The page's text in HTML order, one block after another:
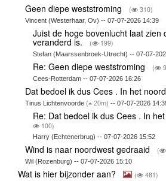
Geen diepe weststroming ( 310)
Vincent (Westerhaar, Ov) -- 07-07-2026 14:39
Juist de hoge bovenlucht laat zien
veranderd is. ( 199)
Stefan (Maarssenbroek-Utrecht) -- 07-07-
Re: Geen diepe weststroming (
Cees-Rotterdam -- 07-07-2026 16:26
Dat bedoel ik dus Cees . In het
Tinus Lichtenvoorde( 20m) -- 07-07-2026
Re: Dat bedoel ik dus Cees . In
100)
Harry (Echtenerbrug) -- 07-07-2026 15:52
Wind is naar noordwest gedraaid (
Wil (Rozenburg) -- 07-07-2026 15:10
Wat is hier bijzonder aan? ( 481)